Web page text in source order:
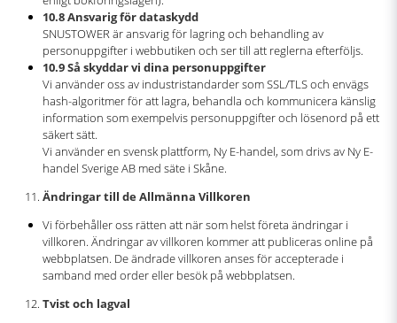
10.8 Ansvarig för dataskydd
SNUSTOWER är ansvarig för lagring och behandling av
personuppgifter i webbutiken och ser till att reglerna efterföljs.
10.9 Så skyddar vi dina personuppgifter
Vi använder oss av industristandarder som SSL/TLS och envägs
hash-algoritmer för att lagra, behandla och kommunicera känslig
information som exempelvis personuppgifter och lösenord på ett
säkert sätt.
Vi använder en svensk plattform, Ny E-handel, som drivs av Ny E-
handel Sverige AB med säte i Skåne.
Ändringar till de Allmänna Villkoren
Vi förbehåller oss rätten att när som helst företa ändringar i
villkoren. Ändringar av villkoren kommer att publiceras online på
webbplatsen. De ändrade villkoren anses för accepterade i
samband med order eller besök på webbplatsen.
Tvist och lagval